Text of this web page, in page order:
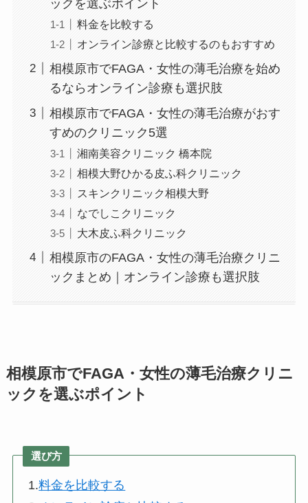
ックを選ぶポイント
料金を比較する
オンライン診療と比較するのもおすすめ
相模原市でFAGA・女性の薄毛治療を始め
るならオンライン診療も選択肢
相模原市でFAGA・女性の薄毛治療がおす
すめのクリニック5選
湘南美容クリニック 橋本院
相模大野ひかる皮ふ科クリニック
スキンクリニック相模大野
なでしこクリニック
大木皮ふ科クリニック
相模原市のFAGA・女性の薄毛治療クリニ
ックまとめ｜オンライン診療も選択肢
相模原市でFAGA・女性の薄毛治療クリニ
ックを選ぶポイント
選び方
1.料金を比較する